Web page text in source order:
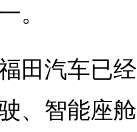
。
汽车已经
、智能座